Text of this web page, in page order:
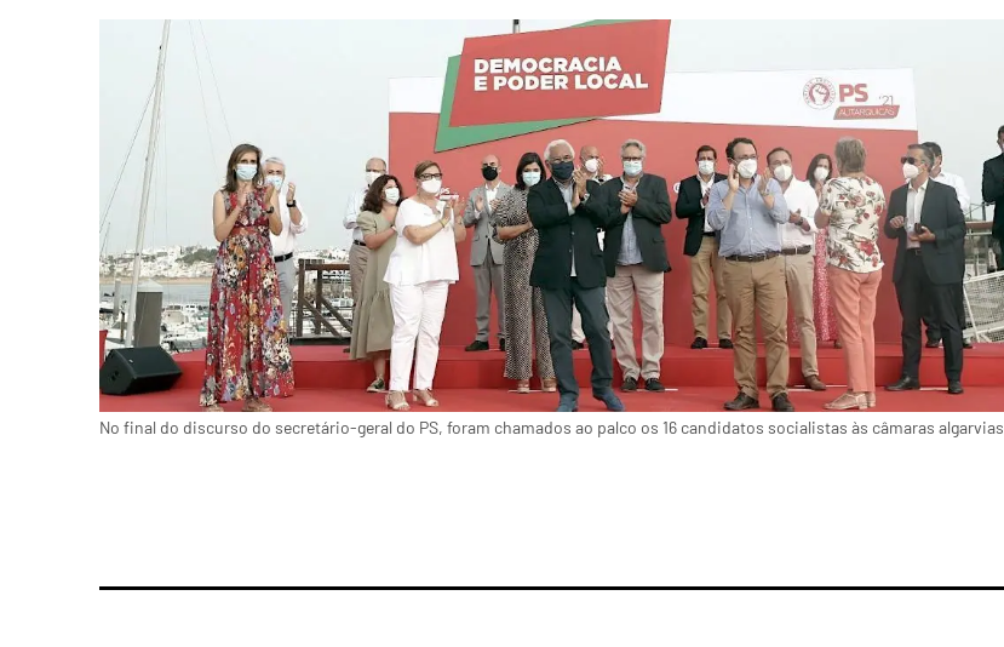
No final do discurso do secretário-geral do PS, foram chamados ao palco os 16 candidatos socialistas às câmaras algarvias